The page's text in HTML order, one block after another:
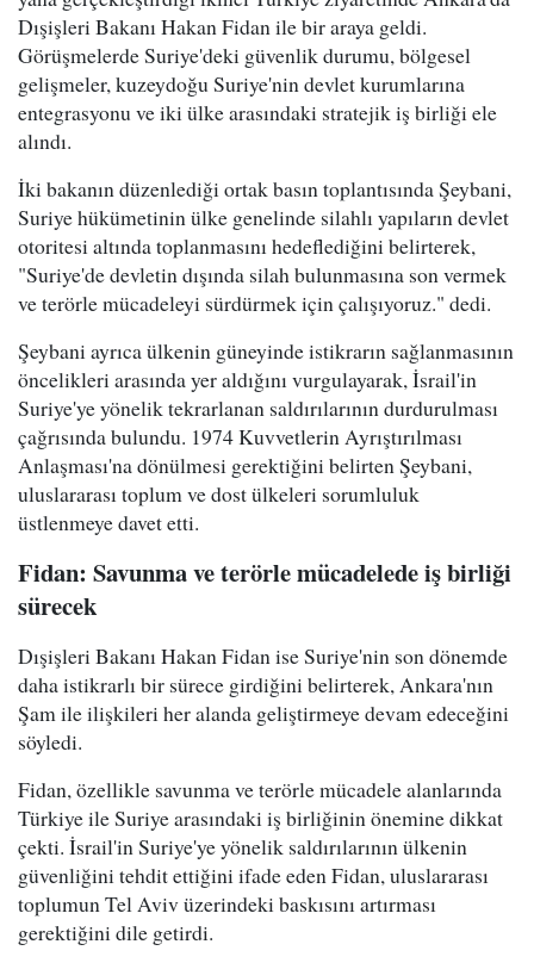
Dışişleri Bakanı Hakan Fidan ile bir araya geldi.
Görüşmelerde Suriye'deki güvenlik durumu, bölgesel
gelişmeler, kuzeydoğu Suriye'nin devlet kurumlarına
entegrasyonu ve iki ülke arasındaki stratejik iş birliği ele
alındı.
İki bakanın düzenlediği ortak basın toplantısında Şeybani,
Suriye hükümetinin ülke genelinde silahlı yapıların devlet
otoritesi altında toplanmasını hedeflediğini belirterek,
"Suriye'de devletin dışında silah bulunmasına son vermek
ve terörle mücadeleyi sürdürmek için çalışıyoruz." dedi.
Şeybani ayrıca ülkenin güneyinde istikrarın sağlanmasının
öncelikleri arasında yer aldığını vurgulayarak, İsrail'in
Suriye'ye yönelik tekrarlanan saldırılarının durdurulması
çağrısında bulundu. 1974 Kuvvetlerin Ayrıştırılması
Anlaşması'na dönülmesi gerektiğini belirten Şeybani,
uluslararası toplum ve dost ülkeleri sorumluluk
üstlenmeye davet etti.
Fidan: Savunma ve terörle mücadelede iş birliği
sürecek
Dışişleri Bakanı Hakan Fidan ise Suriye'nin son dönemde
daha istikrarlı bir sürece girdiğini belirterek, Ankara'nın
Şam ile ilişkileri her alanda geliştirmeye devam edeceğini
söyledi.
Fidan, özellikle savunma ve terörle mücadele alanlarında
Türkiye ile Suriye arasındaki iş birliğinin önemine dikkat
çekti. İsrail'in Suriye'ye yönelik saldırılarının ülkenin
güvenliğini tehdit ettiğini ifade eden Fidan, uluslararası
toplumun Tel Aviv üzerindeki baskısını artırması
gerektiğini dile getirdi.